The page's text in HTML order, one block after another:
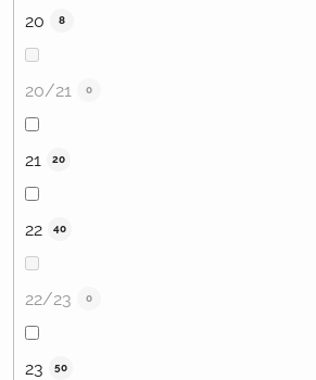
20 8
20/21 0
21 20
22 40
22/23 0
23 50